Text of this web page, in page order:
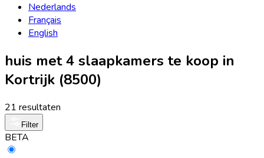
Nederlands
Français
English
huis met 4 slaapkamers te koop in
Kortrijk (8500)
21 resultaten
Filter
BETA